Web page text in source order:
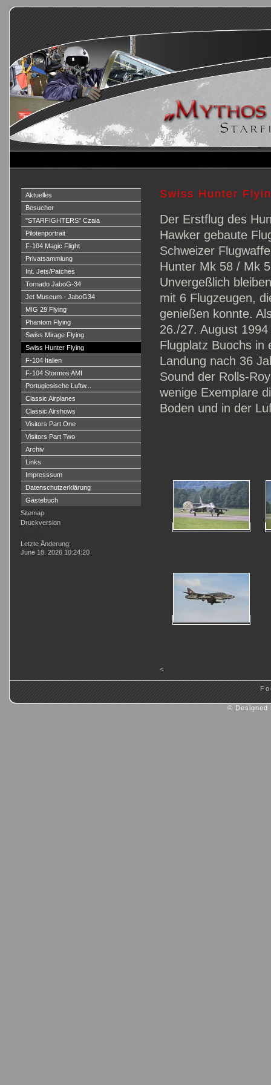
Aktuelles
Besucher
"STARFIGHTERS" Czaia
Pilotenportrait
F-104 Magic Flight
Privatsammlung
Int. Jets/Patches
Tornado JaboG-34
Jet Museum - JaboG34
MIG 29 Flying
Phantom Flying
Swiss Mirage Flying
Swiss Hunter Flying
F-104 Italien
F-104 Stormos AMI
Portugiesische Luftw...
Classic Airplanes
Classic Airshows
Visitors Part One
Visitors Part Two
Archiv
Links
Impresssum
Datenschutzerklärung
Gästebuch
Sitemap
Druckversion
Letzte Änderung:
June 18. 2026 10:24:20
Swiss Hunter
Der Erstflug des
Hawker gebaute
Schweizer
Hunter Mk 58 / Mk
Unvergeßlich
mit 6 Flugzeugen,
genießen konnte.
26./27. August
Flugplatz Buochs in
Landung nach 36
Sound der Rolls-
wenige Exemplare
Boden und in der
<
© Designed